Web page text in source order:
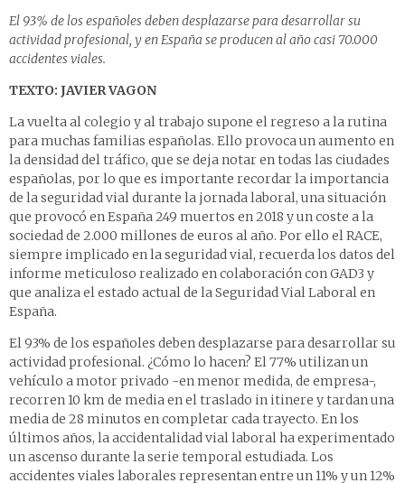
El 93% de los españoles deben desplazarse para desarrollar su
actividad profesional, y en España se producen al año casi 70.000
accidentes viales.
TEXTO: JAVIER VAGON
La vuelta al colegio y al trabajo supone el regreso a la rutina
para muchas familias españolas. Ello provoca un aumento en
la densidad del tráfico, que se deja notar en todas las ciudades
españolas, por lo que es importante recordar la importancia
de la seguridad vial durante la jornada laboral, una situación
que provocó en España 249 muertos en 2018 y un coste a la
sociedad de 2.000 millones de euros al año. Por ello el RACE,
siempre implicado en la seguridad vial, recuerda los datos del
informe meticuloso realizado en colaboración con GAD3 y
que analiza el estado actual de la Seguridad Vial Laboral en
España.
El 93% de los españoles deben desplazarse para desarrollar su
actividad profesional. ¿Cómo lo hacen? El 77% utilizan un
vehículo a motor privado -en menor medida, de empresa-,
recorren 10 km de media en el traslado in itinere y tardan una
media de 28 minutos en completar cada trayecto. En los
últimos años, la accidentalidad vial laboral ha experimentado
un ascenso durante la serie temporal estudiada. Los
accidentes viales laborales representan entre un 11% y un 12%